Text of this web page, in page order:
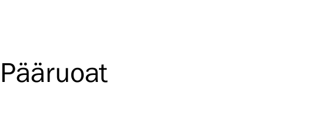
Pääruoat